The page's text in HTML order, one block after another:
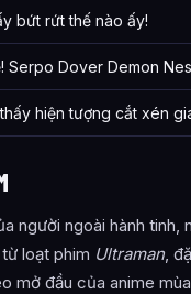
bứt rứt thế nào ấy!
Serpo Dover Demon
hiện tượng cắt xén
người ngoài hành
loạt phim Ultraman,
mở đầu của anime